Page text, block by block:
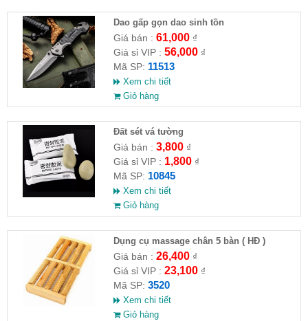
Dao gấp gọn dao sinh tồn
Giá bán : 61,000₫
Giá sỉ VIP : 56,000₫
Mã SP: 11513
Xem chi tiết
Giỏ hàng
Đất sét vá tường
Giá bán : 3,800₫
Giá sỉ VIP : 1,800₫
Mã SP: 10845
Xem chi tiết
Giỏ hàng
Dụng cụ massage chân 5 bàn ( HĐ )
Giá bán : 26,400₫
Giá sỉ VIP : 23,100₫
Mã SP: 3520
Xem chi tiết
Giỏ hàng